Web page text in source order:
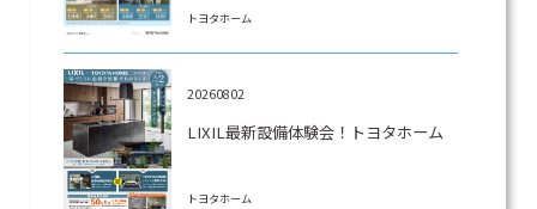
トヨタホーム
20260802
LIXIL最新設備体験会！トヨタホーム
トヨタホーム